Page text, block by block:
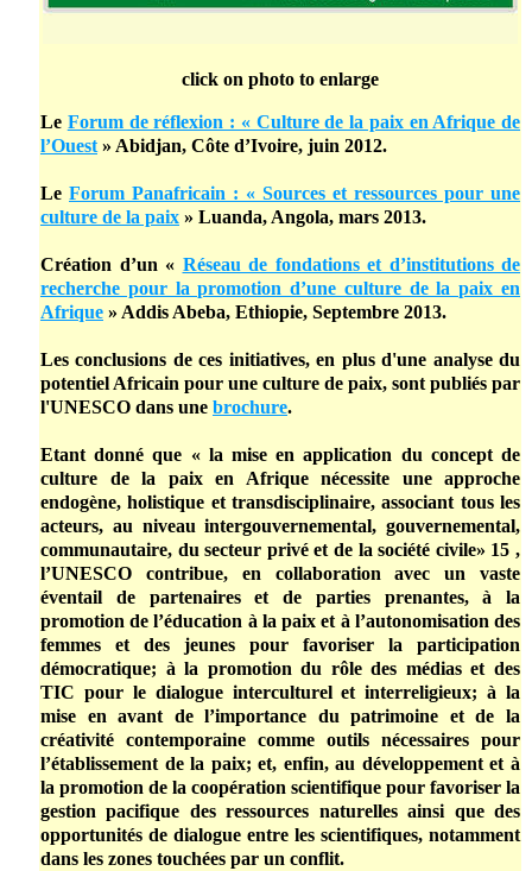
click on photo to enlarge
Le Forum de réflexion : « Culture de la paix en Afrique de
l’Ouest» Abidjan, Côte d’Ivoire, juin 2012.
Le Forum Panafricain : « Sources et ressources pour une
culture de la paix » Luanda, Angola, mars 2013.
Création d’un « Réseau de fondations et d’institutions de
recherche pour la promotion d’une culture de la paix en
Afrique » Addis Abeba, Ethiopie, Septembre 2013.
Les conclusions de ces initiatives, en plus d'une analyse du
potentiel Africain pour une culture de paix, sont publiés par
l'UNESCO dans une brochure.
Etant donné que « la mise en application du concept de
culture de la paix en Afrique nécessite une approche
endogène, holistique et transdisciplinaire, associant tous les
acteurs, au niveau intergouvernemental, gouvernemental,
communautaire, du secteur privé et de la société civile» 15 ,
l’UNESCO contribue, en collaboration avec un vaste
éventail de partenaires et de parties prenantes, à la
promotion de l’éducation à la paix et à l’autonomisation des
femmes et des jeunes pour favoriser la participation
démocratique; à la promotion du rôle des médias et des
TIC pour le dialogue interculturel et interreligieux; à la
mise en avant de l’importance du patrimoine et de la
créativité contemporaine comme outils nécessaires pour
l’établissement de la paix; et, enfin, au développement et à
la promotion de la coopération scientifique pour favoriser la
gestion pacifique des ressources naturelles ainsi que des
opportunités de dialogue entre les scientifiques, notamment
dans les zones touchées par un conflit.